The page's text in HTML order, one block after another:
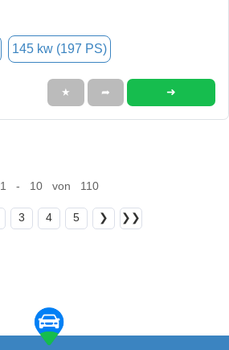
145 kw (197 PS)
★ ➦ ➜
1 - 10 von 110
3 4 5 ❯ ❯❯